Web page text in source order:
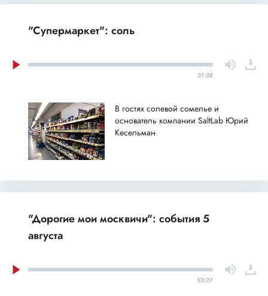
"Супермаркет": соль
51:38
В гостях солевой сомелье и
основатель компании SaltLab Юрий
Кесельман
"Дорогие мои москвичи": события 5
августа
53:27